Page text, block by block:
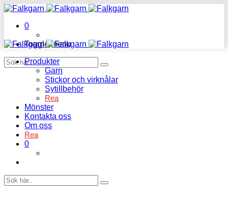
0
Toggle menu
Produkter
Garn
Stickor och virknålar
Sytillbehör
Rea
Mönster
Kontakta oss
Om oss
Rea
0